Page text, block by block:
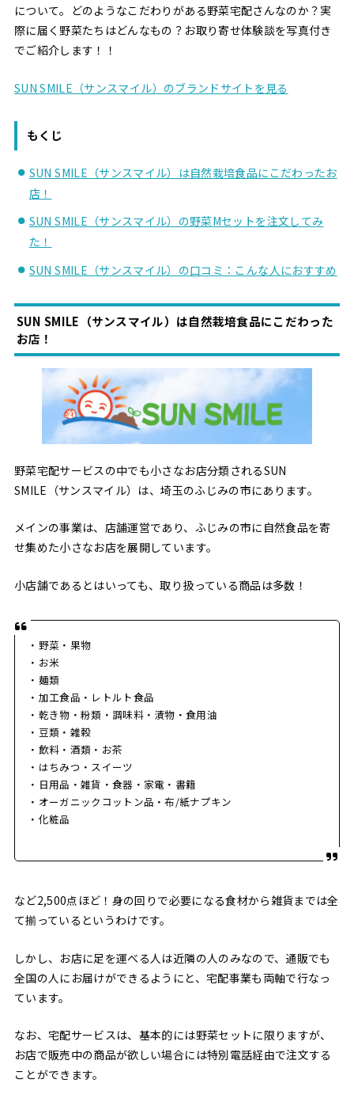
について。どのようなこだわりがある野菜宅配さんなのか？実
際に届く野菜たちはどんなもの？お取り寄せ体験談を写真付き
でご紹介します！！
SUN SMILE（サンスマイル）のブランドサイトを見る
もくじ
SUN SMILE（サンスマイル）は自然栽培食品にこだわったお
店！
SUN SMILE（サンスマイル）の野菜Mセットを注文してみ
た！
SUN SMILE（サンスマイル）の口コミ：こんな人におすすめ
SUN SMILE（サンスマイル）は自然栽培食品にこだわった
お店！
野菜宅配サービスの中でも小さなお店分類されるSUN
SMILE（サンスマイル）は、埼玉のふじみの市にあります。
メインの事業は、店舗運営であり、ふじみの市に自然食品を寄
せ集めた小さなお店を展開しています。
小店舗であるとはいっても、取り扱っている商品は多数！
・野菜・果物
・お米
・麺類
・加工食品・レトルト食品
・乾き物・粉類・調味料・漬物・食用油
・豆類・雑穀
・飲料・酒類・お茶
・はちみつ・スイーツ
・日用品・雑貨・食器・家電・書籍
・オーガニックコットン品・布/紙ナプキン
・化粧品
など2,500点ほど！身の回りで必要になる食材から雑貨までは全
て揃っているというわけです。
しかし、お店に足を運べる人は近隣の人のみなので、通販でも
全国の人にお届けができるようにと、宅配事業も両軸で行なっ
ています。
なお、宅配サービスは、基本的には野菜セットに限りますが、
お店で販売中の商品が欲しい場合には特別電話経由で注文する
ことができます。